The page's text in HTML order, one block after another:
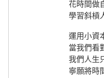
花時間做
學習斜槓
運用小資
當我們看
我們人生
寧願將時